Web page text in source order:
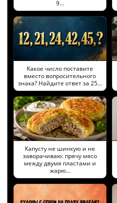
9…
Какое число поставите
вместо вопросительного
знака? Найдите ответ за 25…
Капусту не шинкую и не
заворачиваю: прячу мясо
между двумя пластами и
жарю…